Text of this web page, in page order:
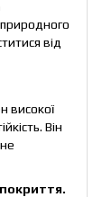
від
високої
Він